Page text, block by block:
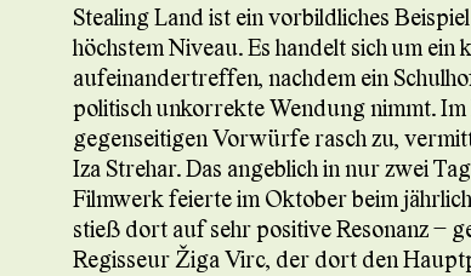
Stealing Land ist ein vorbildliches
höchstem Niveau. Es handelt sich um
aufeinandertreffen, nachdem ein
politisch unkorrekte Wendung nimmt.
gegenseitigen Vorwürfe rasch zu,
Iza Strehar. Das angeblich in nur zwei
Filmwerk feierte im Oktober beim
stieß dort auf sehr positive Resonanz –
Regisseur Žiga Virc, der dort den